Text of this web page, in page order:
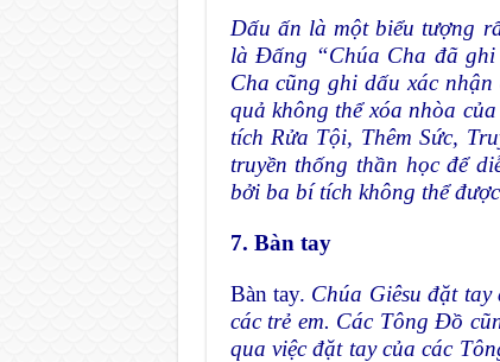
Dấu ấn là một biểu tượng
là Đấng “Chúa Cha đã
Cha cũng ghi dấu xác
quả không thể xóa nhòa
tích Rửa Tội, Thêm Sức,
truyền thống thần học để
bởi ba bí tích không thể
7. Bàn tay
Bàn tay. Chúa Giêsu đặt
các trẻ em. Các Tông Đồ
qua việc đặt tay của các